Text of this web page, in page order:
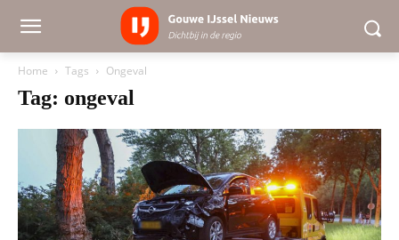
Home Tags Ongeval
Tag: ongeval